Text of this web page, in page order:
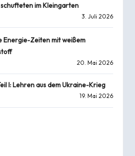
im Kleingarten
3. Juli 2026
Energie-Zeiten mit weißem
20. Mai 2026
I: Lehren aus dem Ukraine-Krieg
19. Mai 2026